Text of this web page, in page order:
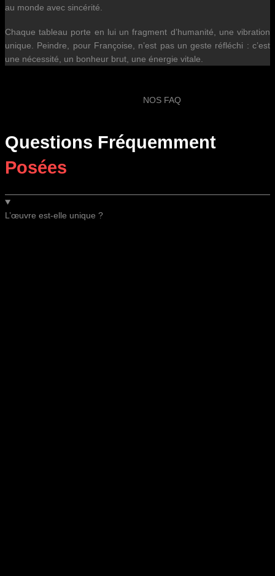
au monde avec sincérité.
Chaque tableau porte en lui un fragment d’humanité, une vibration
unique. Peindre, pour Françoise, n’est pas un geste réfléchi : c’est
une nécessité, un bonheur brut, une énergie vitale.
NOS FAQ
Questions Fréquemment
Posées
L’œuvre est-elle unique ?